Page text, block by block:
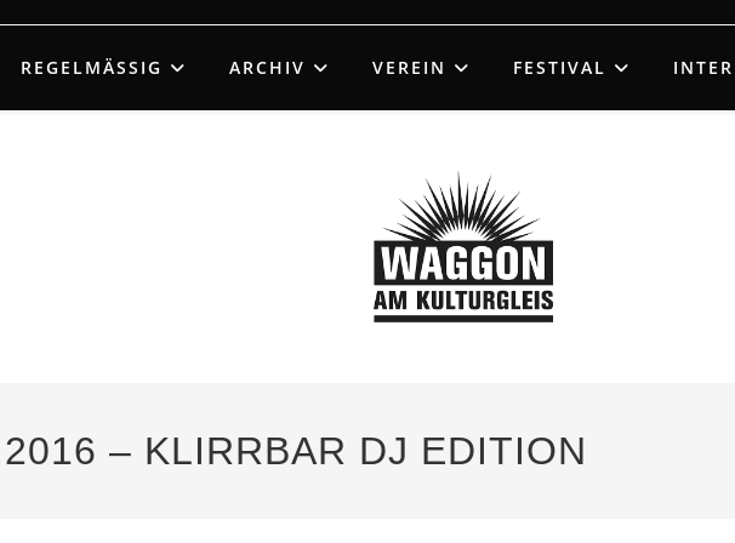
REGELMÄSSIG ARCHIV VEREIN FESTIVAL
– KLIRRBAR DJ EDITION